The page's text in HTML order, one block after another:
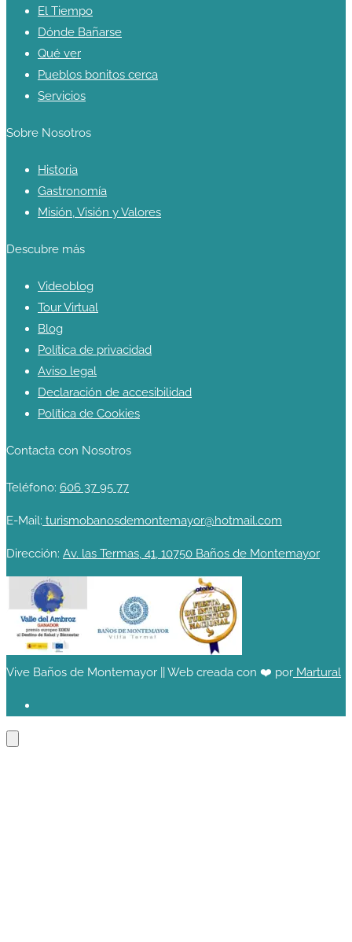
El Tiempo
Dónde Bañarse
Qué ver
Pueblos bonitos cerca
Servicios
Sobre Nosotros
Historia
Gastronomía
Misión, Visión y Valores
Descubre más
Videoblog
Tour Virtual
Blog
Política de privacidad
Aviso legal
Declaración de accesibilidad
Política de Cookies
Contacta con Nosotros
Teléfono: 606 37 95 77
E-Mail: turismobanosdemontemayor@hotmail.com
Dirección: Av. las Termas, 41, 10750 Baños de Montemayor
Vive Baños de Montemayor || Web creada con ❤️ por Martural